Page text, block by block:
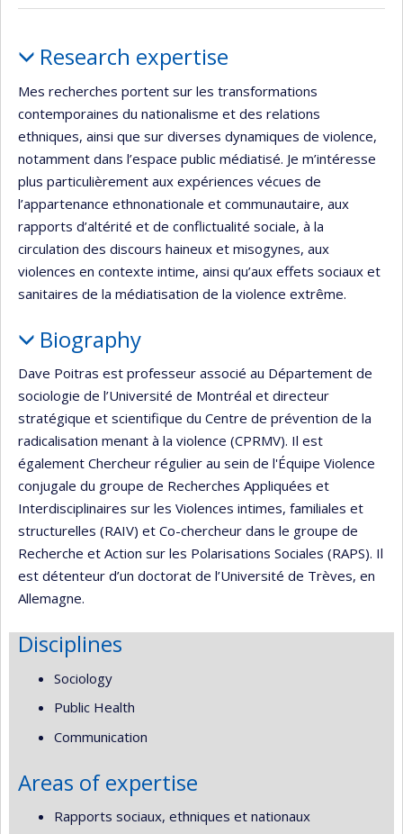
Research expertise
Mes recherches portent sur les transformations
contemporaines du nationalisme et des relations
ethniques, ainsi que sur diverses dynamiques de violence,
notamment dans l’espace public médiatisé. Je m’intéresse
plus particulièrement aux expériences vécues de
l’appartenance ethnonationale et communautaire, aux
rapports d’altérité et de conflictualité sociale, à la
circulation des discours haineux et misogynes, aux
violences en contexte intime, ainsi qu’aux effets sociaux et
sanitaires de la médiatisation de la violence extrême.
Biography
Dave Poitras est professeur associé au Département de
sociologie de l’Université de Montréal et directeur
stratégique et scientifique du Centre de prévention de la
radicalisation menant à la violence (CPRMV). Il est
également Chercheur régulier au sein de l'Équipe Violence
conjugale du groupe de Recherches Appliquées et
Interdisciplinaires sur les Violences intimes, familiales et
structurelles (RAIV) et Co-chercheur dans le groupe de
Recherche et Action sur les Polarisations Sociales (RAPS). Il
est détenteur d’un doctorat de l’Université de Trèves, en
Allemagne.
Disciplines
Sociology
Public Health
Communication
Areas of expertise
Rapports sociaux, ethniques et nationaux